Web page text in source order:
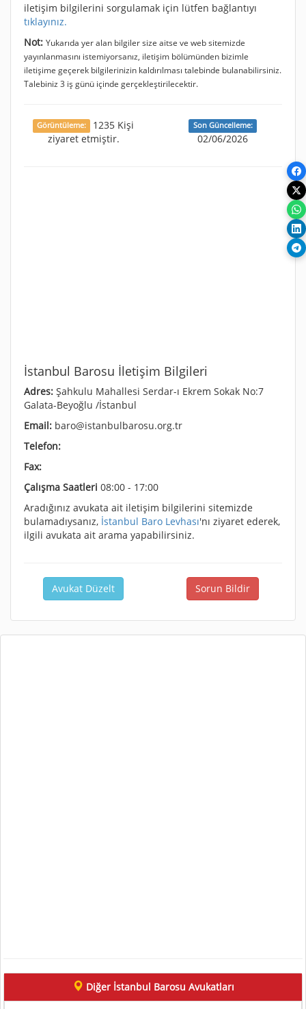
iletişim bilgilerini sorgulamak için lütfen bağlantıyı
tıklayınız.
Not: Yukarıda yer alan bilgiler size aitse ve web sitemizde
yayınlanmasını istemiyorsanız, iletişim bölümünden bizimle
iletişime geçerek bilgilerinizin kaldırılması talebinde bulanabilirsiniz.
Talebiniz 3 iş günü içinde gerçekleştirilecektir.
Görüntüleme:
1235 Kişi
ziyaret etmiştir.
Son Güncelleme:
02/06/2026
İstanbul Barosu İletişim Bilgileri
Adres: Şahkulu Mahallesi Serdar-ı Ekrem Sokak No:7
Galata-Beyoğlu /İstanbul
Email: baro@istanbulbarosu.org.tr
Telefon:
Fax:
Çalışma Saatleri 08:00 - 17:00
Aradığınız avukata ait iletişim bilgilerini sitemizde
bulamadıysanız, İstanbul Baro Levhası'nı ziyaret ederek,
ilgili avukata ait arama yapabilirsiniz.
Avukat Düzelt Sorun Bildir
Diğer İstanbul Barosu Avukatları